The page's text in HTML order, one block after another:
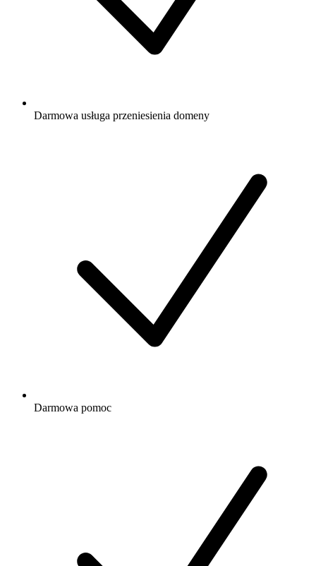
Darmowa usługa przeniesienia domeny
Darmowa pomoc